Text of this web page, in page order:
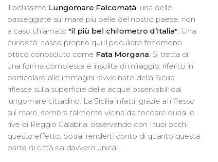
il bellissimo Lungomare Falcomatà, una delle
passeggiate sul mare più belle del nostro paese, non
a caso chiamato "il più bel chilometro d’Italia". Una
curiosità: nasce proprio qui il peculiare fenomeno
ottico conosciuto come Fata Morgana. Si tratta di
una forma complessa e insolita di miraggio, riferito in
particolare alle immagini ravvicinate della Sicilia
riflesse sulla superficie delle acque osservabili dal
lungomare cittadino. La Sicilia infatti, grazie al riflesso
sul mare, sembra talmente vicina da toccare quasi le
rive di Reggio Calabria: osservando con i tuoi occhi
questo effetto, potrai renderti conto di quanto questa
parte di città sia davvero unica!